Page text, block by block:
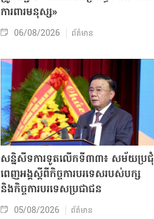
ការពារមនុស្ស»
06/08/2026 ព័ត៌មាន
សន្និសីទការទូតលើកទី៣៣៖ សម័យប្រជុំ
ពេញអង្គស្តីពីកិច្ច​ការបរទេសរបស់​បក្ស
និងកិច្ច​ការបរទេសប្រជាជន
05/08/2026 ព័ត៌មាន